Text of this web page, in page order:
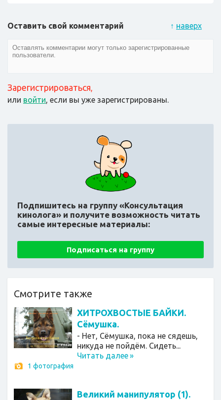
↑ наверх
Оставить свой комментарий
Зарегистрироваться,
или войти, если вы уже зарегистрированы.
Подпишитесь на группу «Консультация
кинолога» и получите возможность читать
самые интересные материалы:
Подписаться на группу
Смотрите также
ХИТРОХВОСТЫЕ БАЙКИ.
Сёмушка.
- Нет, Сёмушка, пока не сядешь,
никуда не пойдём. Сидеть...
Читать далее»
1 фотография
Великий манипулятор (1).